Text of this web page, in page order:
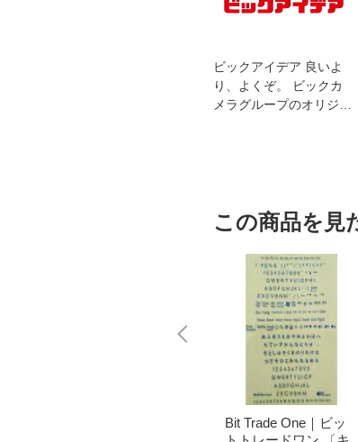
ビックアイデア 良いよ
り、よくぞ。 ビックカ
メラグループのオリジナ
この商品を見
Bit Trade One｜ビッ